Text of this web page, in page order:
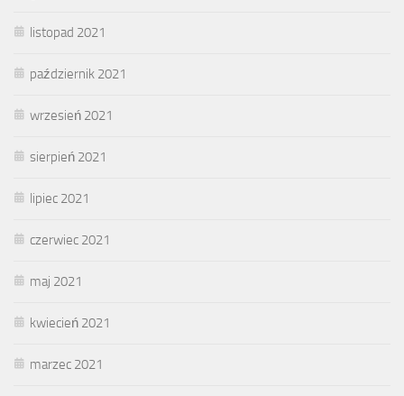
listopad 2021
październik 2021
wrzesień 2021
sierpień 2021
lipiec 2021
czerwiec 2021
maj 2021
kwiecień 2021
marzec 2021